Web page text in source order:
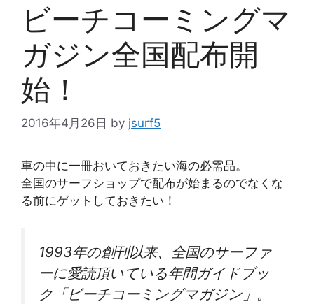
ビーチコーミングマ
ガジン全国配布開
始！
2016年4月26日 by jsurf5
車の中に一冊おいておきたい海の必需品。
全国のサーフショップで配布が始まるのでなくな
る前にゲットしておきたい！
1993年の創刊以来、全国のサーファ
ーに愛読頂いている年間ガイドブッ
ク「ビーチコーミングマガジン」。